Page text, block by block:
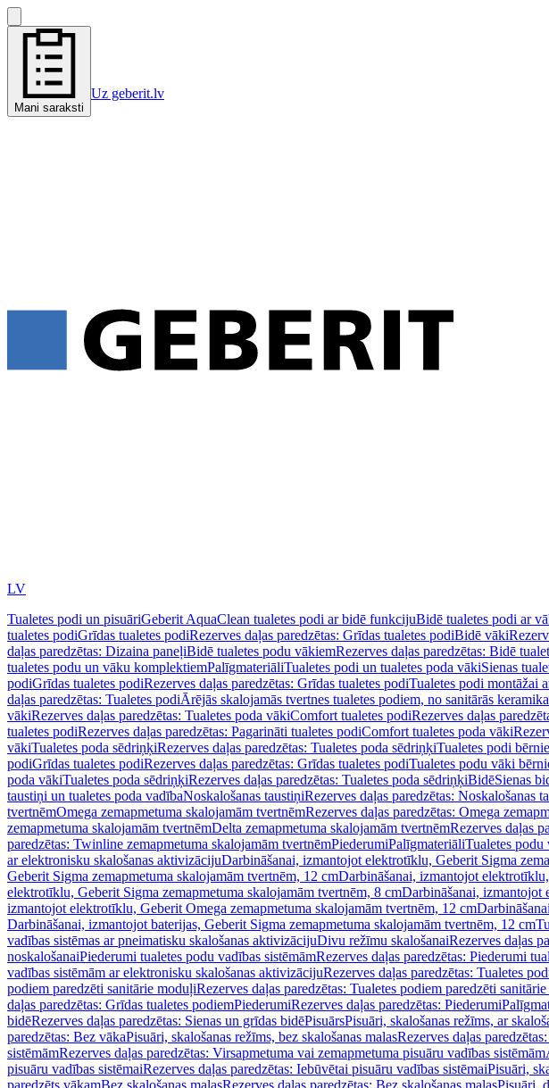
Mani saraksti
Uz geberit.lv
LV
Tualetes podi un pisuāriGeberit AquaClean tualetes podi ar bidē funkcijuBidē tualetes podi ar
tualetes podiGrīdas tualetes podiRezerves daļas paredzētas: Grīdas tualetes podiBidē vāki
daļas paredzētas: Dizaina paneļiBidē tualetes podu vākiemRezerves daļas paredzētas: Bidē
tualetes podu un vāku komplektiemPalīgmateriāliTualetes podi un tualetes poda vākiSienas
podiGrīdas tualetes podiRezerves daļas paredzētas: Grīdas tualetes podiTualetes podi montāžai
daļas paredzētas: Tualetes podiĀrējās skalojamās tvertnes tualetes podiem, no sanitārās
vākiRezerves daļas paredzētas: Tualetes poda vākiComfort tualetes podiRezerves daļas
tualetes podiRezerves daļas paredzētas: Pagarināti tualetes podiComfort tualetes poda vāki
vākiTualetes poda sēdriņķiRezerves daļas paredzētas: Tualetes poda sēdriņķiTualetes podi
podiGrīdas tualetes podiRezerves daļas paredzētas: Grīdas tualetes podiTualetes podu vāki
poda vākiTualetes poda sēdriņķiRezerves daļas paredzētas: Tualetes poda sēdriņķiBidēSienas
taustiņi un tualetes poda vadībaNoskalošanas taustiņiRezerves daļas paredzētas: Noskalošanas
tvertnēmOmega zemapmetuma skalojamām tvertnēmRezerves daļas paredzētas: Omega
zemapmetuma skalojamām tvertnēmDelta zemapmetuma skalojamām tvertnēmRezerves daļas
paredzētas: Twinline zemapmetuma skalojamām tvertnēmPiederumiPalīgmateriāliTualetes podu
ar elektronisku skalošanas aktivizācijuDarbināšanai, izmantojot elektrotīklu, Geberit Sigma
Geberit Sigma zemapmetuma skalojamām tvertnēm, 12 cmDarbināšanai, izmantojot
elektrotīklu, Geberit Sigma zemapmetuma skalojamām tvertnēm, 8 cmDarbināšanai, izmantojot
izmantojot elektrotīklu, Geberit Omega zemapmetuma skalojamām tvertnēm, 12 cm
Darbināšanai, izmantojot baterijas, Geberit Sigma zemapmetuma skalojamām tvertnēm, 12 cm
vadības sistēmas ar pneimatisku skalošanas aktivizācijuDivu režīmu skalošanaiRezerves daļas
noskalošanaiPiederumi tualetes podu vadības sistēmāmRezerves daļas paredzētas: Piederumi
vadības sistēmām ar elektronisku skalošanas aktivizācijuRezerves daļas paredzētas: Tualetes
podiem paredzēti sanitārie moduļiRezerves daļas paredzētas: Tualetes podiem paredzēti
daļas paredzētas: Grīdas tualetes podiemPiederumiRezerves daļas paredzētas: Piederumi
bidēRezerves daļas paredzētas: Sienas un grīdas bidēPisuārsPisuāri, skalošanas režīms, ar
paredzētas: Bez vākaPisuāri, skalošanas režīms, bez skalošanas malasRezerves daļas
sistēmāmRezerves daļas paredzētas: Virsapmetuma vai zemapmetuma pisuāru vadības sistēmām
pisuāru vadības sistēmaiRezerves daļas paredzētas: Iebūvētai pisuāru vadības sistēmaiPisuāri,
paredzēts vākamBez skalošanas malasRezerves daļas paredzētas: Bez skalošanas malasPisuāri,